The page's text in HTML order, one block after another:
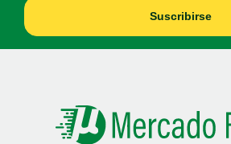
Suscribirse